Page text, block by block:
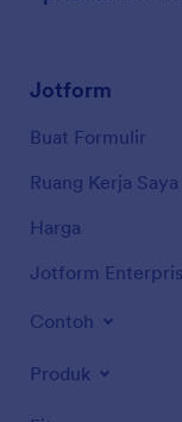
Jotform
Buat Formulir
Ruang Kerja Saya
Harga
Jotform
Contoh
Produk